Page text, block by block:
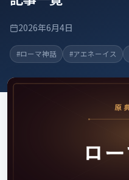
2026年6月4日
#ローマ神話 #アエネーイス